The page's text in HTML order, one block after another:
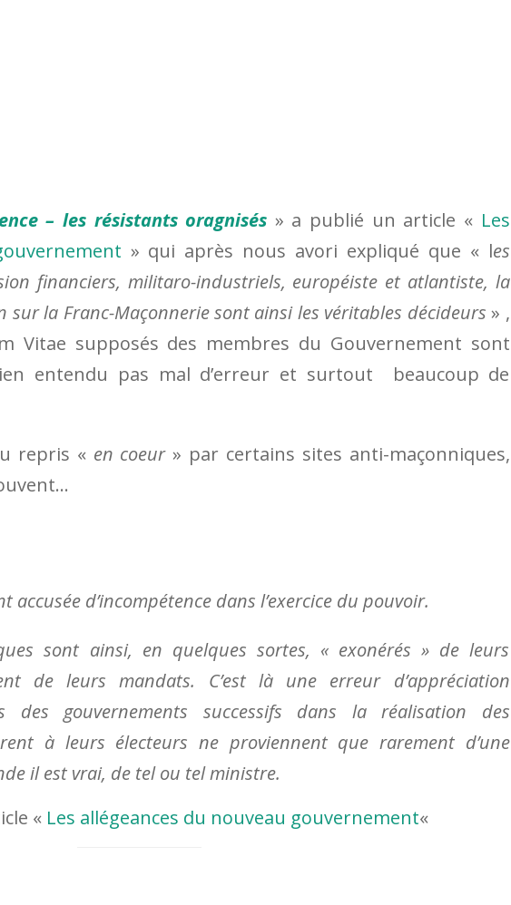
– les résistants oragnisés » a publié un article « Les
» qui après nous avori expliqué que « les
financiers, militaro-industriels, européiste et atlantiste, la
sur la Franc-Maçonnerie sont ainsi les véritables décideurs » ,
Vitae supposés des membres du Gouvernement sont
entendu pas mal d’erreur et surtout beaucoup de
repris « en coeur» par certains sites anti-maçonniques,
accusée d’incompétence dans l’exercice du pouvoir.
sont ainsi, en quelques sortes, « exonérés » de leurs
de leurs mandats. C’est là une erreur d’appréciation
des gouvernements successifs dans la réalisation des
à leurs électeurs ne proviennent que rarement d’une
il est vrai, de tel ou tel ministre.
« Les allégeances du nouveau gouvernement«